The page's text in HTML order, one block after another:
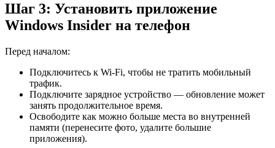
Шаг 3: Установить приложение
Windows Insider на телефон
Перед началом:
Подключитесь к Wi‑Fi, чтобы не тратить мобильный
трафик.
Подключите зарядное устройство — обновление может
занять продолжительное время.
Освободите как можно больше места во внутренней
памяти (перенесите фото, удалите большие
приложения).